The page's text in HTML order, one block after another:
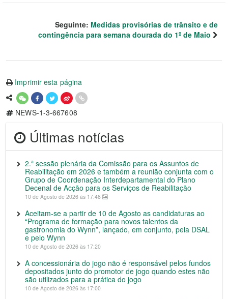
Seguinte: Medidas provisórias de trânsito e de
contingência para semana dourada do 1º de Maio
Imprimir esta página
NEWS-1-3-667608
Últimas notícias
2.ª sessão plenária da Comissão para os Assuntos de
Reabilitação em 2026 e também a reunião conjunta com o
Grupo de Coordenação Interdepartamental do Plano
Decenal de Acção para os Serviços de Reabilitação
10 de Agosto de 2026 às 17:48
Aceitam-se a partir de 10 de Agosto as candidaturas ao
“Programa de formação para novos talentos da
gastronomia do Wynn”, lançado, em conjunto, pela DSAL
e pelo Wynn
10 de Agosto de 2026 às 17:20
A concessionária do jogo não é responsável pelos fundos
depositados junto do promotor de jogo quando estes não
são utilizados para a prática do jogo
10 de Agosto de 2026 às 17:00